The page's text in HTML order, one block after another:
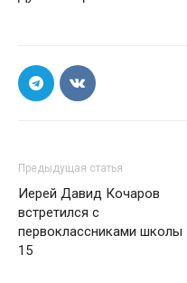
Предыдущая статья
Иерей Давид Кочаров
встретился с
первоклассниками
15